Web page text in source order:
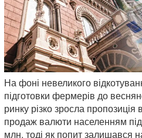
На фоні невеликого
підготовки фермерів до
ринку різко зросла
продаж валюти населенням
млн, тоді як попит залишався